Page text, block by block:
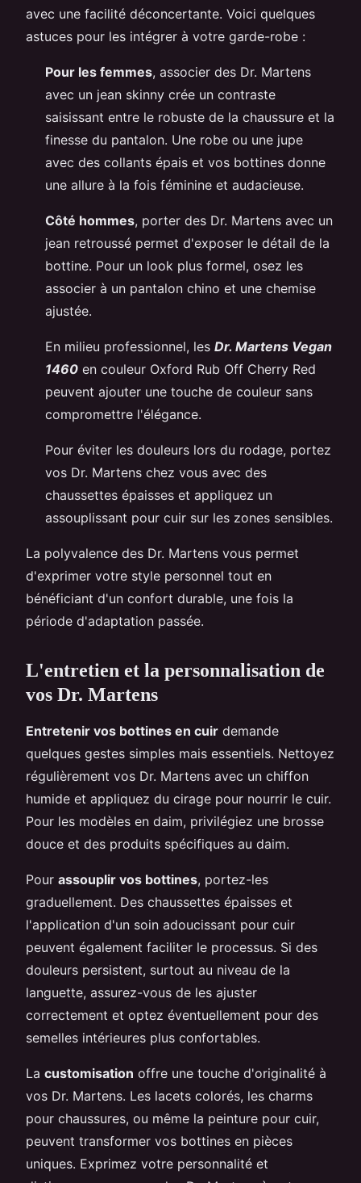
avec une facilité déconcertante. Voici quelques
astuces pour les intégrer à votre garde-robe :
Pour les femmes, associer des Dr. Martens
avec un jean skinny crée un contraste
saisissant entre le robuste de la chaussure et la
finesse du pantalon. Une robe ou une jupe
avec des collants épais et vos bottines donne
une allure à la fois féminine et audacieuse.
Côté hommes, porter des Dr. Martens avec un
jean retroussé permet d'exposer le détail de la
bottine. Pour un look plus formel, osez les
associer à un pantalon chino et une chemise
ajustée.
En milieu professionnel, les Dr. Martens Vegan
1460 en couleur Oxford Rub Off Cherry Red
peuvent ajouter une touche de couleur sans
compromettre l'élégance.
Pour éviter les douleurs lors du rodage, portez
vos Dr. Martens chez vous avec des
chaussettes épaisses et appliquez un
assouplissant pour cuir sur les zones sensibles.
La polyvalence des Dr. Martens vous permet
d'exprimer votre style personnel tout en
bénéficiant d'un confort durable, une fois la
période d'adaptation passée.
L'entretien et la personnalisation de
vos Dr. Martens
Entretenir vos bottines en cuir demande
quelques gestes simples mais essentiels. Nettoyez
régulièrement vos Dr. Martens avec un chiffon
humide et appliquez du cirage pour nourrir le cuir.
Pour les modèles en daim, privilégiez une brosse
douce et des produits spécifiques au daim.
Pour assouplir vos bottines, portez-les
graduellement. Des chaussettes épaisses et
l'application d'un soin adoucissant pour cuir
peuvent également faciliter le processus. Si des
douleurs persistent, surtout au niveau de la
languette, assurez-vous de les ajuster
correctement et optez éventuellement pour des
semelles intérieures plus confortables.
La customisation offre une touche d'originalité à
vos Dr. Martens. Les lacets colorés, les charms
pour chaussures, ou même la peinture pour cuir,
peuvent transformer vos bottines en pièces
uniques. Exprimez votre personnalité et